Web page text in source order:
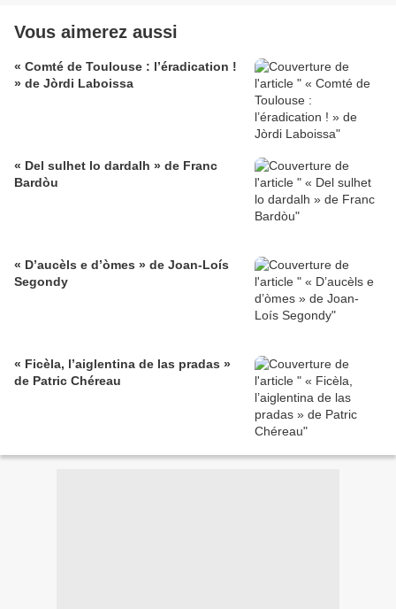
Vous aimerez aussi
« Comté de Toulouse : l’éradication !
» de Jòrdi Laboissa
« Del sulhet lo dardalh » de Franc
Bardòu
« D’aucèls e d’òmes » de Joan-Loís
Segondy
« Ficèla, l’aiglentina de las pradas »
de Patric Chéreau